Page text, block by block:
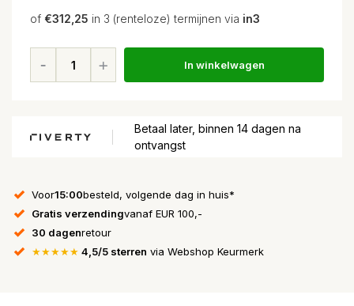
of €312,25 in 3 (renteloze) termijnen via in3
In winkelwagen
Betaal later, binnen 14 dagen na
ontvangst
Voor15:00besteld, volgende dag in huis*
Gratis verzendingvanaf EUR 100,-
30 dagenretour
★★★★★ 4,5/5 sterren via Webshop Keurmerk